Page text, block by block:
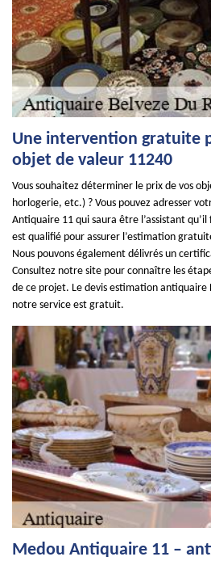
Une intervention gratuite
objet de valeur 11240
Vous souhaitez déterminer le prix de vos
horlogerie, etc.) ? Vous pouvez adresser
Antiquaire 11 qui saura être l’assistant
est qualifié pour assurer l’estimation
Nous pouvons également délivrés un
Consultez notre site pour connaître les
de ce projet. Le devis estimation antiquaire
notre service est gratuit.
Medou Antiquaire 11 –